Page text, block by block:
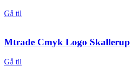
Gå til
Mtrade Cmyk Logo Skallerup
Gå til